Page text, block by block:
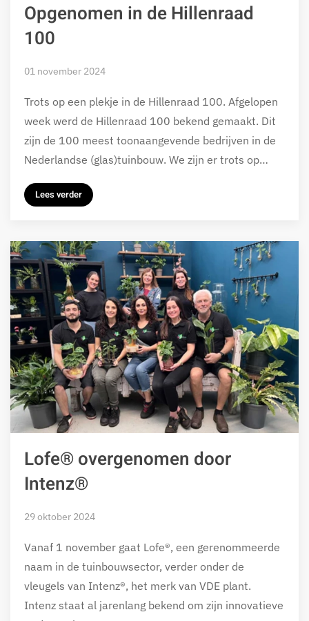
Opgenomen in de Hillenraad
100
01 november 2024
Trots op een plekje in de Hillenraad 100. Afgelopen
week werd de Hillenraad 100 bekend gemaakt. Dit
zijn de 100 meest toonaangevende bedrijven in de
Nederlandse (glas)tuinbouw. We zijn er trots op…
Lees verder
Lofe® overgenomen door
Intenz®
29 oktober 2024
Vanaf 1 november gaat Lofe®, een gerenommeerde
naam in de tuinbouwsector, verder onder de
vleugels van Intenz®, het merk van VDE plant.
Intenz staat al jarenlang bekend om zijn innovatieve